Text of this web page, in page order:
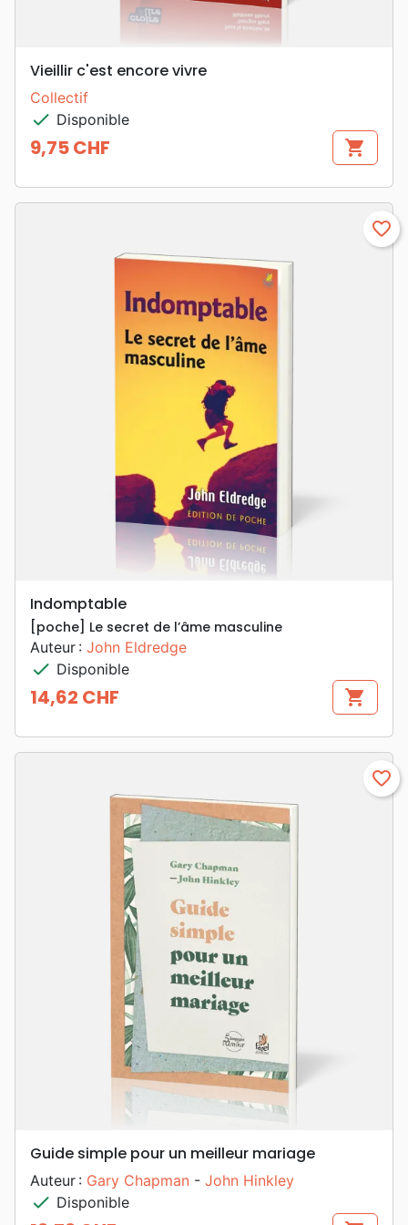
Vieillir c'est encore vivre
Collectif
check Disponible
Prix
9,75 CHF shopping_cart
favorite_border
Indomptable
[poche] Le secret de l’âme masculine
Auteur : John Eldredge
check Disponible
Prix
14,62 CHF shopping_cart
favorite_border
Guide simple pour un meilleur mariage
Auteur : Gary Chapman - John Hinkley
check Disponible